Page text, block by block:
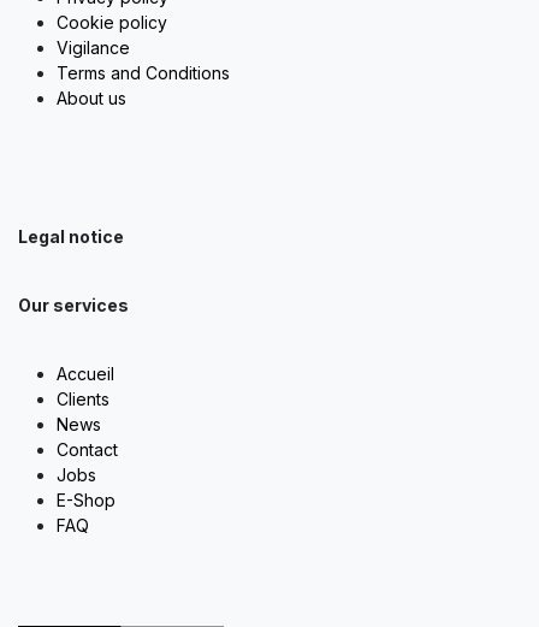
Cookie policy
Vigilance
Terms and Conditions
About us
Legal notice
Our services
Accueil
Clients
News
Contact
Jobs
E-Shop
FAQ